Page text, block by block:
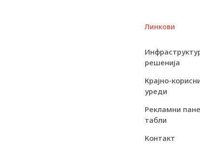
Линкови
решенија
Крајно-
уреди
Рекламни
табли
Контакт